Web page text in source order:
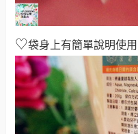
♡袋身上有簡單說明使用